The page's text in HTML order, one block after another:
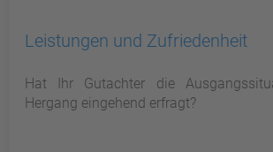
Leistungen und Zufriedenheit
Hat Ihr Gutachter die
Hergang eingehend erfragt?